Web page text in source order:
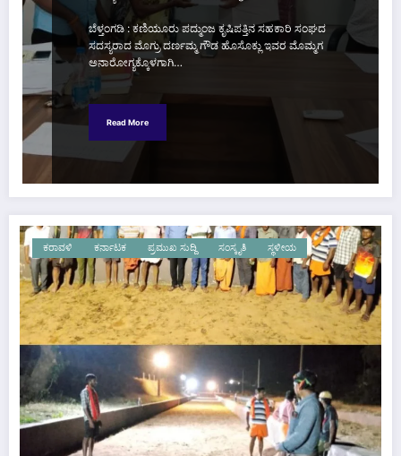
ಬೆಳ್ತಂಗಡಿ : ಕಣಿಯೂರು ಪದ್ಮುಂಜ ಕೃಷಿಪತ್ತಿನ ಸಹಕಾರಿ ಸಂಘದ
ಸದಸ್ಯರಾದ ಮೊಗ್ರು ದರ್ಣಮ್ಮ ಗೌಡ ಹೊಸೊಕ್ಲು ಇವರ ಮೊಮ್ಮಗ
ಅನಾರೋಗ್ಯಕ್ಕೊಳಗಾಗಿ…
Read More
ಕರಾವಳಿ ಕರ್ನಾಟಕ ಪ್ರಮುಖ ಸುದ್ದಿ ಸಂಸ್ಕೃತಿ ಸ್ಥಳೀಯ